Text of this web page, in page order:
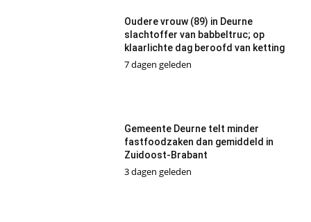
Oudere vrouw (89) in Deurne
slachtoffer van babbeltruc; op
klaarlichte dag beroofd van ketting
7 dagen geleden
Gemeente Deurne telt minder
fastfoodzaken dan gemiddeld in
Zuidoost-Brabant
3 dagen geleden